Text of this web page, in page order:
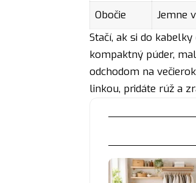
Obočie
Jemne
Stačí, ak si do
kompaktný púder,
odchodom na
linkou, pridáte rúž a